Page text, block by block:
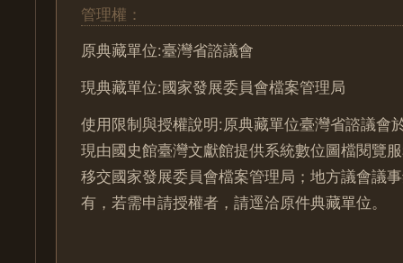
管理權：
原典藏單位:臺灣省諮議會
現典藏單位:國家發展委員會檔案管理局
使用限制與授權說明:原典藏單位臺灣省諮議會
現由國史館臺灣文獻館提供系統數位圖檔閱覽
移交國家發展委員會檔案管理局；地方議會議
有，若需申請授權者，請逕洽原件典藏單位。